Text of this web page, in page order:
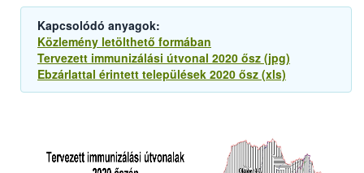
Kapcsolódó anyagok:
Közlemény letölthető formában
Tervezett immunizálási útvonal 2020 ősz (jpg)
Ebzárlattal érintett települések 2020 ősz (xls)